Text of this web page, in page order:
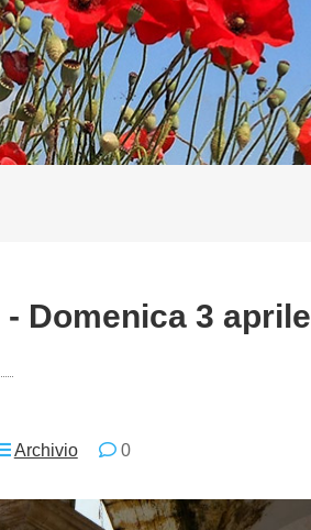
Domenica 3 aprile
Archivio 0